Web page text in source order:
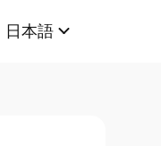
日本語